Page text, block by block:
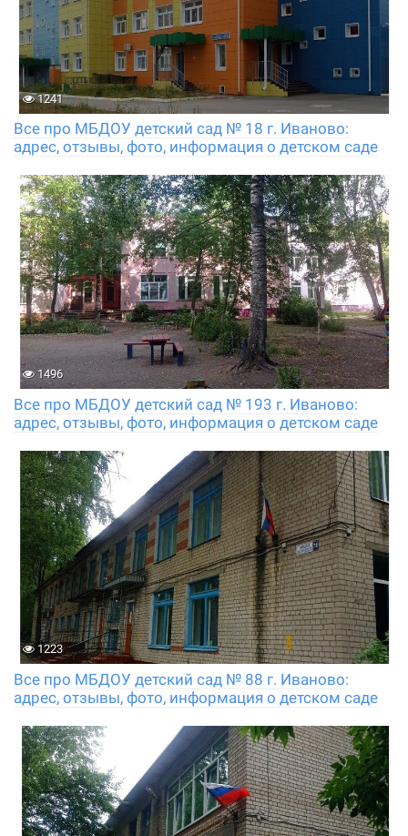
1241
Все про МБДОУ детский сад № 18 г. Иваново:
адрес, отзывы, фото, информация о детском саде
1496
Все про МБДОУ детский сад № 193 г. Иваново:
адрес, отзывы, фото, информация о детском саде
1223
Все про МБДОУ детский сад № 88 г. Иваново:
адрес, отзывы, фото, информация о детском саде